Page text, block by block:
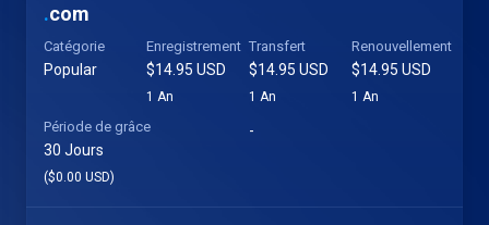
.com
Catégorie
Popular
Enregistrement
$14.95 USD
1 An
Transfert
$14.95 USD
1 An
Renouvellement
$14.95 USD
1 An
Période de grâce
30 Jours
($0.00 USD)
-